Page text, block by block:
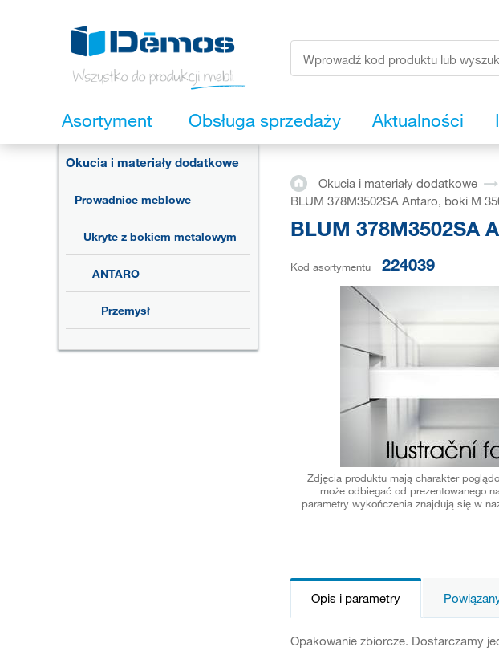
Asortyment Obsługa sprzedaży Aktualności
Okucia i materiały dodatkowe
Prowadnice meblowe
Ukryte z bokiem metalowym
ANTARO
Przemysł
Okucia i materiały dodatkowe
BLUM 378M3502SA Antaro, boki M
BLUM 378M3502SA
Kod asortymentu 224039
Zdjęcia produktu mają charakter
może odbiegać od prezentowanego
parametry wykończenia znajdują się w
Opis i parametry
Opakowanie zbiorcze. Dostarczamy